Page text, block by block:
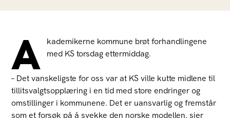
A
kademikerne kommune brøt forhandlingene
med KS torsdag ettermiddag.
– Det vanskeligste for oss var at KS ville kutte midlene til
tillitsvalgtsopplæring i en tid med store endringer og
omstillinger i kommunene. Det er uansvarlig og fremstår
som et forsøk på å svekke den norske modellen, sier